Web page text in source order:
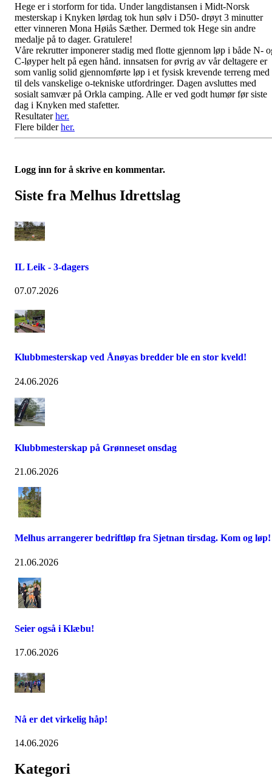
Hege er i storform for tida. Under langdistansen i Midt-Norsk
mesterskap i Knyken lørdag tok hun sølv i D50- drøyt 3 minutter
etter vinneren Mona Høiås Sæther. Dermed tok Hege sin andre
medalje på to dager. Gratulere!
Våre rekrutter imponerer stadig med flotte gjennom løp i både N-
C-løyper helt på egen hånd. innsatsen for øvrig av vår deltagere er
som vanlig solid gjennomførte løp i et fysisk krevende terreng med
til dels vanskelige o-tekniske utfordringer. Dagen avsluttes med
sosialt samvær på Orkla camping. Alle er ved godt humør før siste
dag i Knyken med stafetter.
Resultaterher.
Flere bilderher.
Logg inn for å skrive en kommentar.
Siste fra Melhus Idrettslag
IL Leik - 3-dagers
07.07.2026
Klubbmesterskap ved Ånøyas bredder ble en stor kveld!
24.06.2026
Klubbmesterskap på Grønneset onsdag
21.06.2026
Melhus arrangerer bedriftløp fra Sjetnan tirsdag. Kom og løp!
21.06.2026
Seier også i Klæbu!
17.06.2026
Nå er det virkelig håp!
14.06.2026
Kategori